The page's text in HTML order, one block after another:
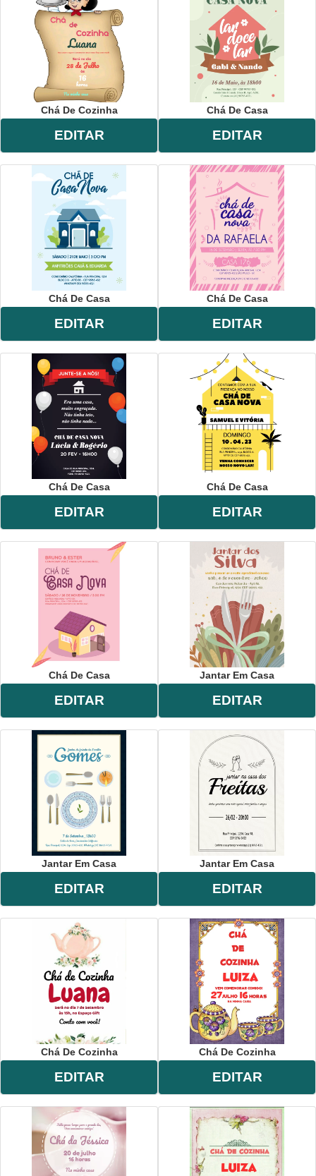
Chá De Cozinha
EDITAR
Chá De Casa
EDITAR
Chá De Casa
EDITAR
Chá De Casa
EDITAR
Chá De Casa
EDITAR
Chá De Casa
EDITAR
Chá De Casa
EDITAR
Jantar Em Casa
EDITAR
Jantar Em Casa
EDITAR
Jantar Em Casa
EDITAR
Chá De Cozinha
EDITAR
Chá De Cozinha
EDITAR